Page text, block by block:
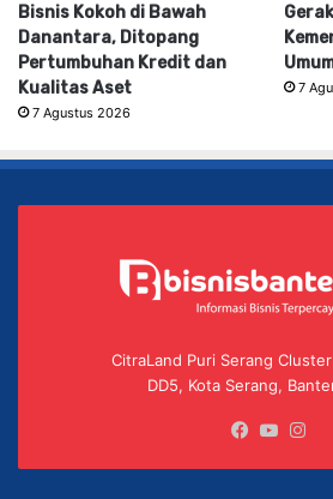
Bisnis Kokoh di Bawah
Danantara, Ditopang
Pertumbuhan Kredit dan
Kualitas Aset
7 Agustus 2026
7
CitraLand Puri Serang
DD5, Kota Serang,
Facebook